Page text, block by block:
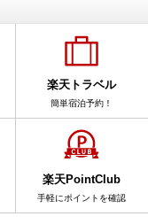
楽天トラベル
簡単宿泊予約！
楽天PointClub
手軽にポイントを確認